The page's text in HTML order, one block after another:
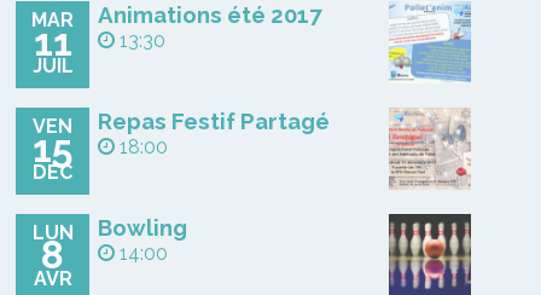
MAR
11
JUIL
Animations été 2017
13:30
VEN
15
DÉC
Repas Festif Partagé
18:00
LUN
8
AVR
Bowling
14:00